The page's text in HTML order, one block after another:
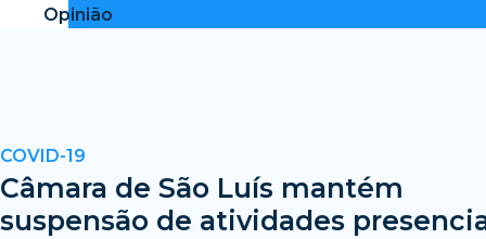
Opinião
COVID-19
Câmara de São Luís mantém
suspensão de atividades